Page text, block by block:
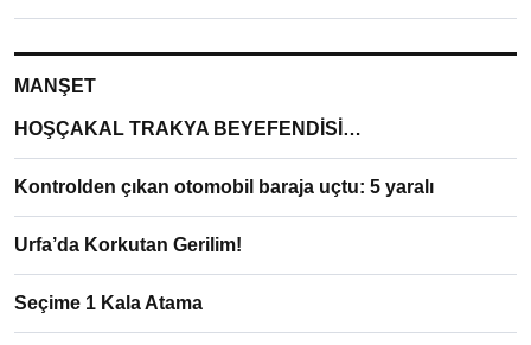
MANŞET
HOŞÇAKAL TRAKYA BEYEFENDİSİ…
Kontrolden çıkan otomobil baraja uçtu: 5 yaralı
Urfa’da Korkutan Gerilim!
Seçime 1 Kala Atama